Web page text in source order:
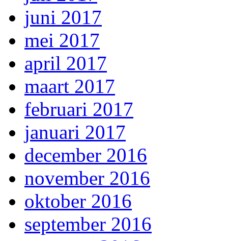
juni 2017
mei 2017
april 2017
maart 2017
februari 2017
januari 2017
december 2016
november 2016
oktober 2016
september 2016